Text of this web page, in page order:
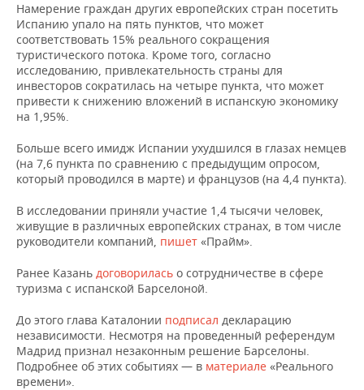
КОМУ ПРИНАДЛЕЖАТ
ТОРГОВЫЕ ЦЕНТРЫ
ТАТАРСТАНА
БЮДЖЕТ
ИНВЕСТИЦИИ
АГРОПРОМ
МАШИНОСТРОЕНИЕ
НЕФТЕХИМИЯ
НЕФТЬ
ОПК
НОВОСТИ АВТО
БИЗНЕС
НОВОСТИ БИЗНЕСА
РОЗНИЧНАЯ ТОРГОВЛЯ
ТРАНСПОРТ
УСЛУГИ
ТЕХНОЛОГИИ
НОВОСТИ ТЕХНОЛОГИЙ
IT
МЕДИА
ТЕЛЕКОММУНИКАЦИИ
МЕРОПРИЯТИЯ
НОВОСТИ МЕРОПРИЯТИЙ
ВЫЕЗДНАЯ РЕДАКЦИЯ
БИЗНЕС-БРАНЧИ
ОТКРЫТАЯ ЛЕКЦИЯ
СПОРТ
НОВОСТИ СПОРТА
ФУТБОЛ
БАСКЕТБОЛ
ВОЛЕЙБОЛ
КИБЕРСПОРТ
ОБЩЕСТВО
НОВОСТИ ОБЩЕСТВА
ИНФРАСТРУКТУРА
ИСТОРИЯ
КУЛЬТУРА
ФОТОГАЛЕРЕЯ
СПРАВОЧНИК
СПИСОК ПЕРСОН
СПИСОК КОМПАНИЙ
ПОЛНАЯ ВЕРСИЯ
Намерение граждан других европейских стран посетить
Испанию упало на пять пунктов, что может
соответствовать 15% реального сокращения
туристического потока. Кроме того, согласно
исследованию, привлекательность страны для
инвесторов сократилась на четыре пункта, что может
привести к снижению вложений в испанскую экономику
на 1,95%.
Больше всего имидж Испании ухудшился в глазах немцев
(на 7,6 пункта по сравнению с предыдущим опросом,
который проводился в марте) и французов (на 4,4 пункта).
В исследовании приняли участие 1,4 тысячи человек,
живущие в различных европейских странах, в том числе
руководители компаний, пишет «Прайм».
Ранее Казань договорилась о сотрудничестве в сфере
туризма с испанской Барселоной.
До этого глава Каталонии подписал декларацию
независимости. Несмотря на проведенный референдум
Мадрид признал незаконным решение Барселоны.
Подробнее об этих событиях — в материале «Реального
времени».